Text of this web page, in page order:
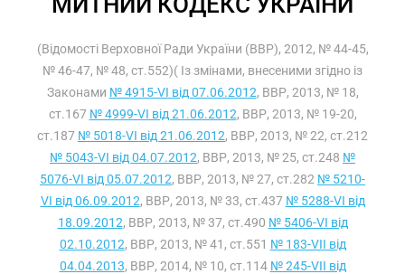
(Відомості Верховної Ради України (ВВР), 2012, № 44-45,
№ 46-47, № 48, ст.552)( Із змінами, внесеними згідно із
Законами № 4915-VI від 07.06.2012, ВВР, 2013, № 18,
ст.167 № 4999-VI від 21.06.2012, ВВР, 2013, № 19-20,
ст.187 № 5018-VI від 21.06.2012, ВВР, 2013, № 22, ст.212
№ 5043-VI від 04.07.2012, ВВР, 2013, № 25, ст.248 №
5076-VI від 05.07.2012, ВВР, 2013, № 27, ст.282 № 5210-
VI від 06.09.2012, ВВР, 2013, № 33, ст.437 № 5288-VI від
18.09.2012, ВВР, 2013, № 37, ст.490 № 5406-VI від
02.10.2012, ВВР, 2013, № 41, ст.551 № 183-VII від
04.04.2013, ВВР, 2014, № 10, ст.114 № 245-VII від